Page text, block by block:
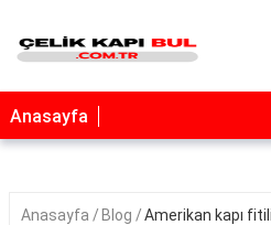
Anasayfa
Anasayfa Blog Amerikan kapı